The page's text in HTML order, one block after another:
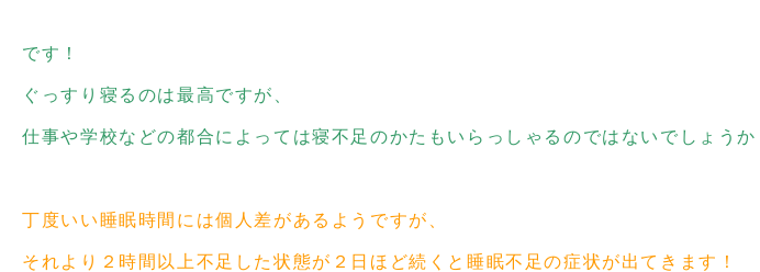
です！
ぐっすり寝るのは最高ですが、
仕事や学校などの都合によっては寝不足のかたもいらっしゃるのではないでしょうか
丁度いい睡眠時間には個人差があるようですが、
それより２時間以上不足した状態が２日ほど続くと睡眠不足の症状が出てきます！